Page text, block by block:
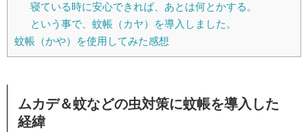
寝ている時に安心できれば、あとは何とかする。
という事で、蚊帳（カヤ）を導入しました。
蚊帳（かや）を使用してみた感想
ムカデ＆蚊などの虫対策に蚊帳を導入した
経緯